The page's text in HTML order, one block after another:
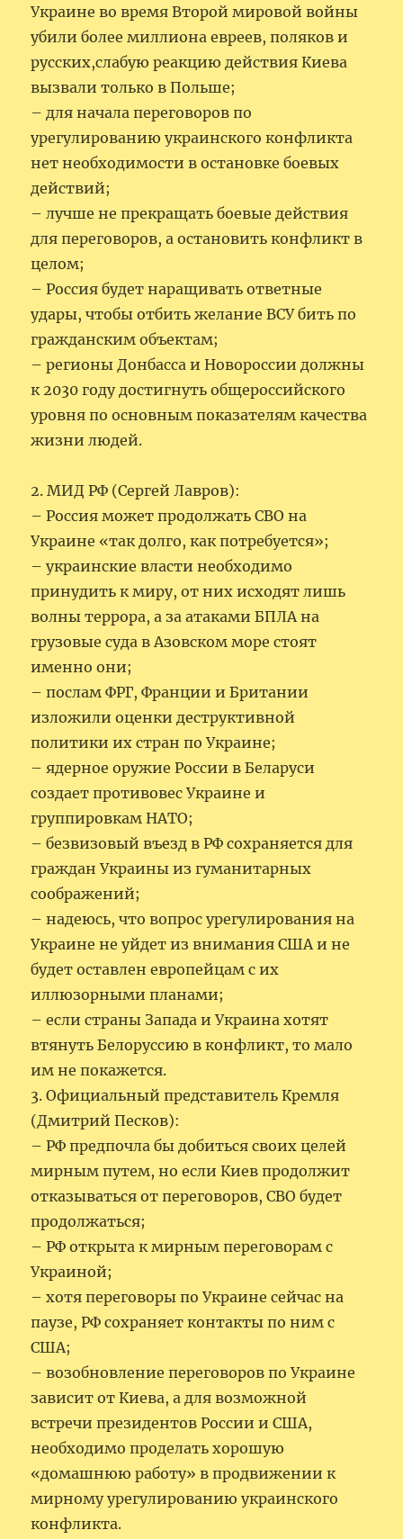
Украине во время Второй мировой войны
убили более миллиона евреев, поляков и
русских,слабую реакцию действия Киева
вызвали только в Польше;
– для начала переговоров по
урегулированию украинского конфликта
нет необходимости в остановке боевых
действий;
– лучше не прекращать боевые действия
для переговоров, а остановить конфликт в
целом;
– Россия будет наращивать ответные
удары, чтобы отбить желание ВСУ бить по
гражданским объектам;
– регионы Донбасса и Новороссии должны
к 2030 году достигнуть общероссийского
уровня по основным показателям качества
жизни людей.
2. МИД РФ (Сергей Лавров):
– Россия может продолжать СВО на
Украине «так долго, как потребуется»;
– украинские власти необходимо
принудить к миру, от них исходят лишь
волны террора, а за атаками БПЛА на
грузовые суда в Азовском море стоят
именно они;
– послам ФРГ, Франции и Британии
изложили оценки деструктивной
политики их стран по Украине;
– ядерное оружие России в Беларуси
создает противовес Украине и
группировкам НАТО;
– безвизовый въезд в РФ сохраняется для
граждан Украины из гуманитарных
соображений;
– надеюсь, что вопрос урегулирования на
Украине не уйдет из внимания США и не
будет оставлен европейцам с их
иллюзорными планами;
– если страны Запада и Украина хотят
втянуть Белоруссию в конфликт, то мало
им не покажется.
3. Официальный представитель Кремля
(Дмитрий Песков):
– РФ предпочла бы добиться своих целей
мирным путем, но если Киев продолжит
отказываться от переговоров, СВО будет
продолжаться;
– РФ открыта к мирным переговорам с
Украиной;
– хотя переговоры по Украине сейчас на
паузе, РФ сохраняет контакты по ним с
США;
– возобновление переговоров по Украине
зависит от Киева, а для возможной
встречи президентов России и США,
необходимо проделать хорошую
«домашнюю работу» в продвижении к
мирному урегулированию украинского
конфликта.